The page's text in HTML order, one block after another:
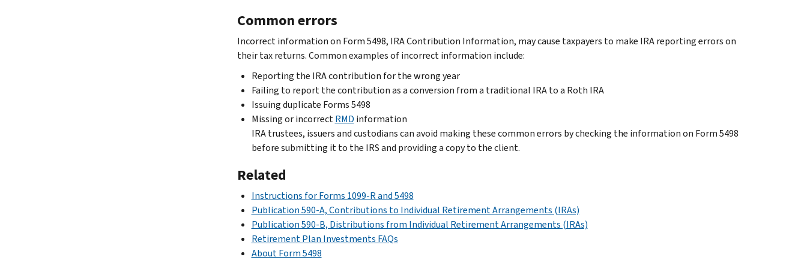
Common errors
Incorrect information on Form 5498, IRA Contribution Information, may cause taxpayers to make IRA reporting errors on
their tax returns. Common examples of incorrect information include:
Reporting the IRA contribution for the wrong year
Failing to report the contribution as a conversion from a traditional IRA to a Roth IRA
Issuing duplicate Forms 5498
Missing or incorrectRMD information
IRA trustees, issuers and custodians can avoid making these common errors by checking the information on Form 5498
before submitting it to the IRS and providing a copy to the client.
Related
Instructions for Forms 1099-R and 5498
Publication 590-A, Contributions to Individual Retirement Arrangements (IRAs)
Publication 590-B, Distributions from Individual Retirement Arrangements (IRAs)
Retirement Plan Investments FAQs
About Form 5498